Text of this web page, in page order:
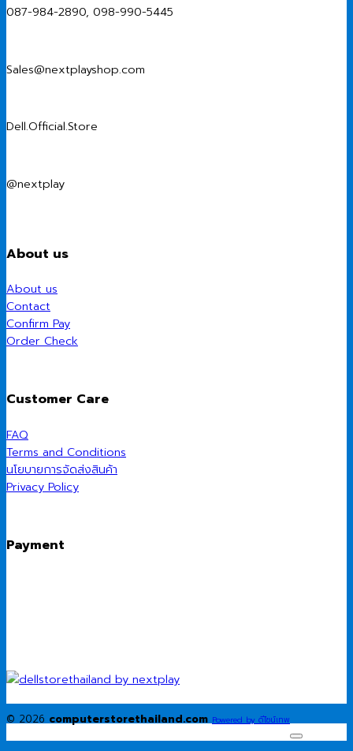
087-984-2890, 098-990-5445
Sales@nextplayshop.com
Dell.Official.Store
@nextplay
About us
About us
Contact
Confirm Pay
Order Check
Customer Care
FAQ
Terms and Conditions
นโยบายการจัดส่งสินค้า
Privacy Policy
Payment
© 2026 computerstorethailand.com Powered by ดีไซน์เทพ